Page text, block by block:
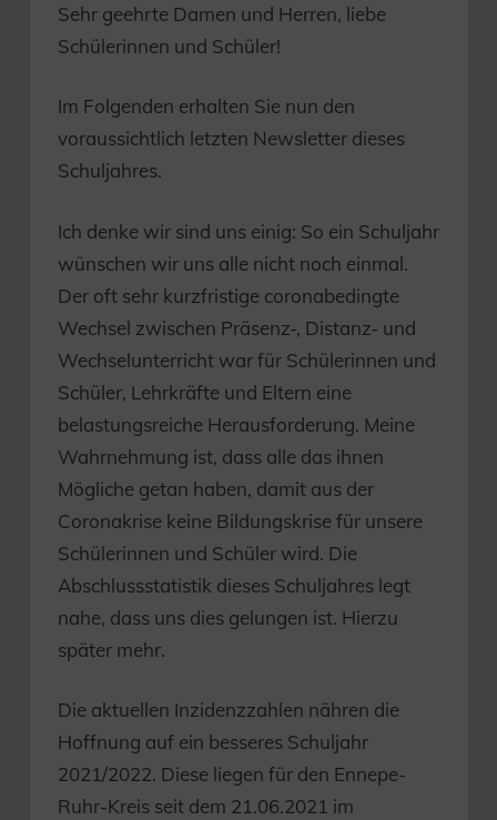
Sehr geehrte Damen und Herren, liebe
Schülerinnen und Schüler!
Im Folgenden erhalten Sie nun den
voraussichtlich letzten Newsletter dieses
Schuljahres.
Ich denke wir sind uns einig: So ein Schuljahr
wünschen wir uns alle nicht noch einmal.
Der oft sehr kurzfristige coronabedingte
Wechsel zwischen Präsenz-, Distanz- und
Wechselunterricht war für Schülerinnen und
Schüler, Lehrkräfte und Eltern eine
belastungsreiche Herausforderung. Meine
Wahrnehmung ist, dass alle das ihnen
Mögliche getan haben, damit aus der
Coronakrise keine Bildungskrise für unsere
Schülerinnen und Schüler wird. Die
Abschlussstatistik dieses Schuljahres legt
nahe, dass uns dies gelungen ist. Hierzu
später mehr.
Die aktuellen Inzidenzzahlen nähren die
Hoffnung auf ein besseres Schuljahr
2021/2022. Diese liegen für den Ennepe-
Ruhr-Kreis seit dem 21.06.2021 im